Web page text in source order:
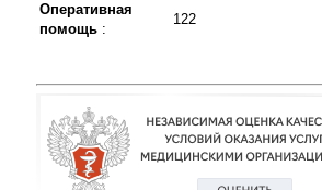
Оперативная
помощь :
122